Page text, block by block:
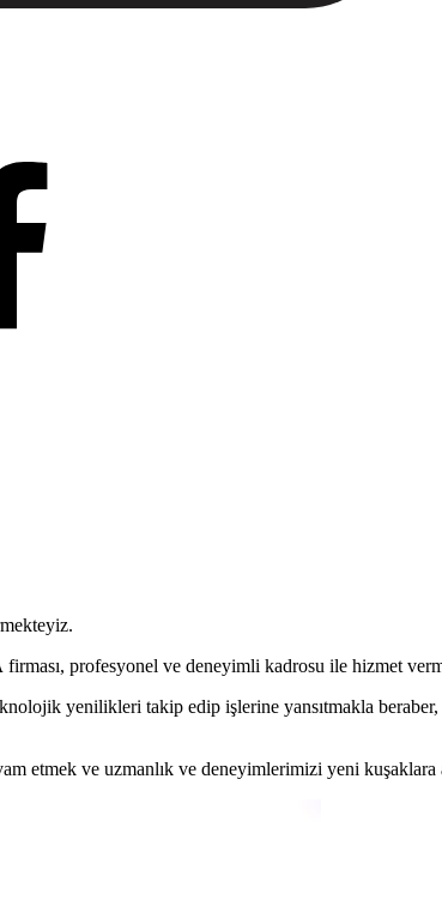
firması, profesyonel ve deneyimli kadrosu ile hizmet
yenilikleri takip edip işlerine yansıtmakla
etmek ve uzmanlık ve deneyimlerimizi yeni